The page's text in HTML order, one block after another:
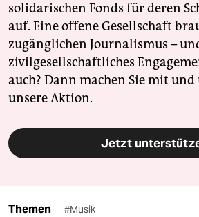
solidarischen Fonds für deren
auf. Eine offene Gesellschaft
zugänglichen Journalismus –
zivilgesellschaftliches
auch? Dann machen Sie mit
unsere Aktion.
Jetzt
Themen #Musik